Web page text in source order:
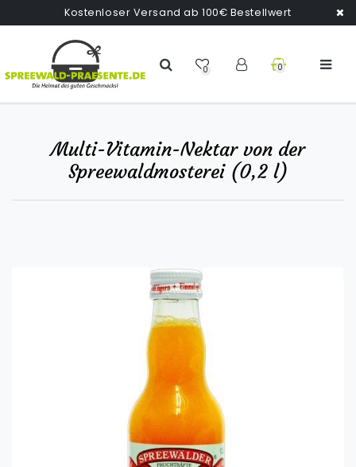
Kostenloser Versand ab 100€ Bestellwert
0 0
Multi-Vitamin-Nektar von der
Spreewaldmosterei (0,2 l)